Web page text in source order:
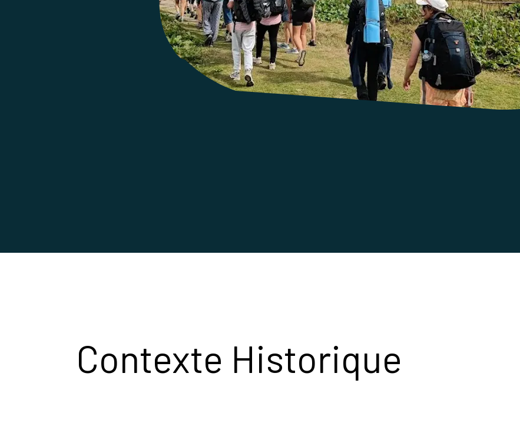
Contexte Historique